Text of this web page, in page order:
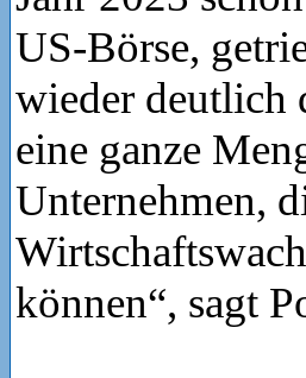
US-Börse,
wieder deutlich
eine ganze
Unternehmen,
können“, sagt